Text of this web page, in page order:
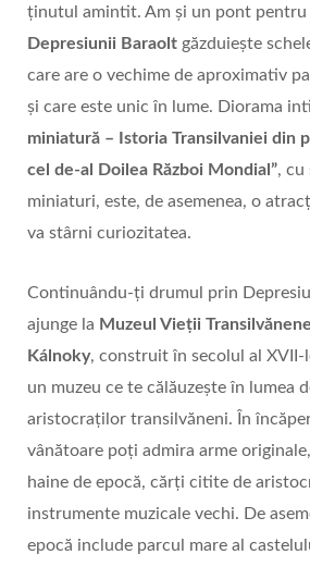
ținutul amintit. Am și un pont pentru
Depresiunii Baraolt găzduiește
care are o vechime de aproximativ
și care este unic în lume. Diorama
miniatură – Istoria Transilvaniei din
cel de-al Doilea Război Mondial”, cu
miniaturi, este, de asemenea, o
va stârni curiozitatea.
Continuându-ți drumul prin
ajunge la Muzeul Vieții
Kálnoky, construit în secolul al XVII-
un muzeu ce te călăuzeşte în lumea
aristocraților transilvăneni. În
vânătoare poți admira arme
haine de epocă, cărți citite de
instrumente muzicale vechi. De
epocă include parcul mare al